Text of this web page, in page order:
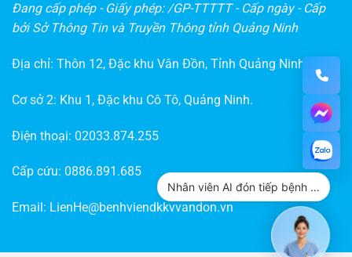
Đang cấp phép - Giấy phép: /GP-TTTTT - Cấp ngày - Cấp
bởi Sở Thông Tin và Truyền Thông tỉnh Quảng Ninh
Địa chỉ: Thôn 12, Đặc khu Vân Đồn, Tỉnh Quảng Ninh
Cơ sở 2: Khu 1, Đặc khu Cô Tô, Quảng Ninh.
Điện thoại: 02033.874.255
Cấp cứu: 0886.891.685
Email: LienHe@benhviendkkvvandon.vn
Nhân viên AI đón tiếp bệnh nhân